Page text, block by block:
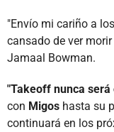
"Envío mi cariño a los
cansado de ver
Jamaal Bowman.
"Takeoff nunca será
con Migos hasta su
continuará en los